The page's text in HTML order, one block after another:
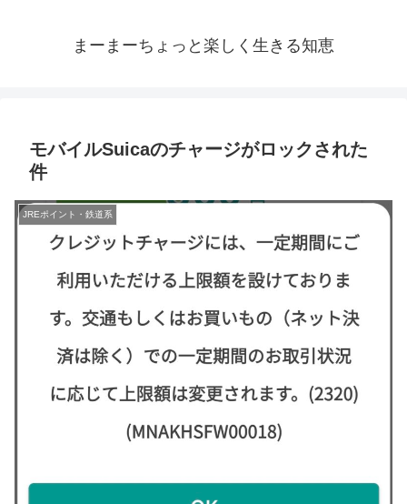
まーまーちょっと楽しく生きる知恵
モバイルSuicaのチャージがロックされた
件
JREポイント・鉄道系